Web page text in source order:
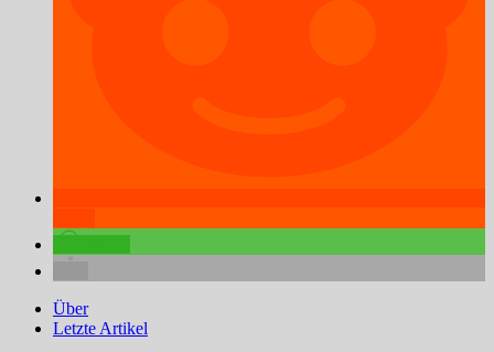
Über
Letzte Artikel